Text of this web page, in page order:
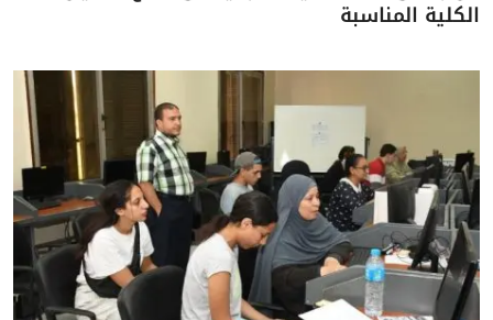
الكلية المناسبة